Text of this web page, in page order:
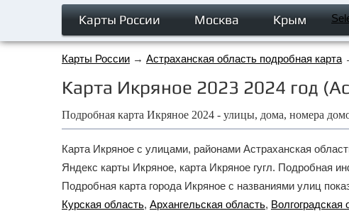
Карты России Москва Крым
Карты России → Астраханская область подробная карта
Карта Икряное 2023 2024 год
Подробная карта Икряное 2024 - улицы, дома, номера
Карта Икряное с улицами, районами Астраханская
Яндекс карты Икряное, карта Икряное гугл. Подробная
Подробная карта города Икряное с названиями улиц
Курская область, Архангельская область, Волгоградская